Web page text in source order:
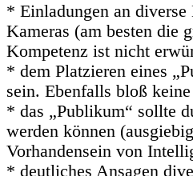
* Einladungen an
Kameras (am besten die
Kompetenz ist nicht
* dem Platzieren eines
sein. Ebenfalls bloß
* das „Publikum“ sollte
werden können
Vorhandensein von
* deutliches Ansagen